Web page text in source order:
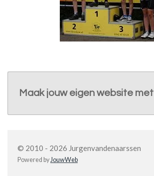
Maak jouw eigen website met
© 2010 - 2026 Jurgenvandenaarssen
Powered byJouwWeb